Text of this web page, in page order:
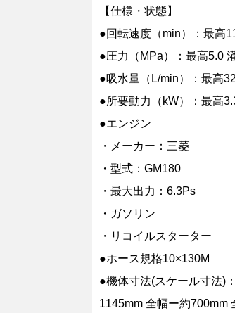
【仕様・状態】
●回転速度（min）：最高
●圧力（MPa）：最高5.0
●吸水量（L/min）：最高
●所要動力（kW）：最高
●エンジン
・メーカー：三菱
・型式：GM180
・最大出力：6.3Ps
・ガソリン
・リコイルスターター
●ホース規格10×130M
●機体寸法(スケール寸法)
1145mm 全幅ー約700mm